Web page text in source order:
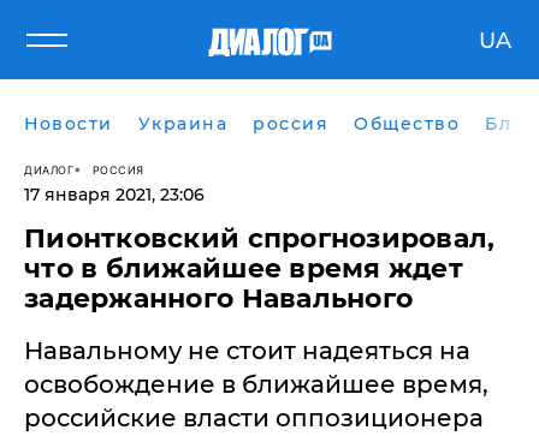
UA
Новости Украина россия Общество
ДИАЛОГ РОССИЯ
17 января 2021, 23:06
Пионтковский спрогнозировал,
что в ближайшее время ждет
задержанного Навального
Навальному не стоит надеяться на
освобождение в ближайшее время,
российские власти оппозиционера